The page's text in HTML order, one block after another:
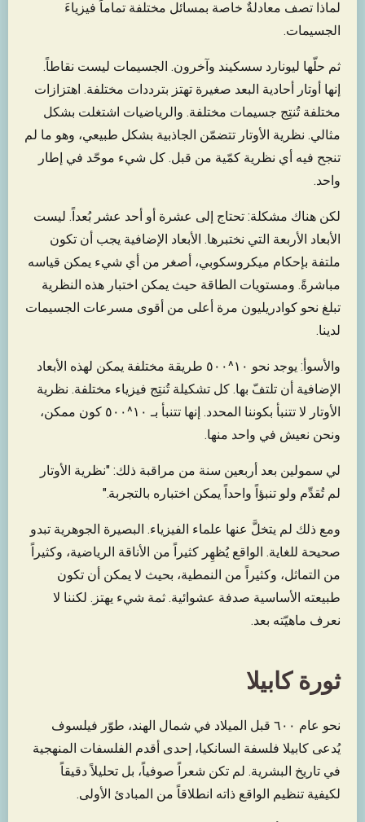
لماذا تصف معادلةٌ خاصة بمسائل مختلفة تماماً فيزياءَ
الجسيمات.
ثم حلّها ليونارد سسكيند وآخرون. الجسيمات ليست نقاطاً.
إنها أوتار أحادية البعد صغيرة تهتز بترددات مختلفة. اهتزازات
مختلفة تُنتِج جسيمات مختلفة. والرياضيات اشتغلت بشكل
مثالي. نظرية الأوتار تتضمّن الجاذبية بشكل طبيعي، وهو ما لم
تنجح فيه أي نظرية كمّية من قبل. كل شيء موحّد في إطار
واحد.
لكن هناك مشكلة: تحتاج إلى عشرة أو أحد عشر بُعداً. ليست
الأبعاد الأربعة التي نختبرها. الأبعاد الإضافية يجب أن تكون
ملتفة بإحكام ميكروسكوبي، أصغر من أي شيء يمكن قياسه
مباشرةً. ومستويات الطاقة حيث يمكن اختبار هذه النظرية
تبلغ نحو كوادريليون مرة أعلى من أقوى مسرعات الجسيمات
لدينا.
والأسوأ: يوجد نحو ١٠^٥٠٠ طريقة مختلفة يمكن لهذه الأبعاد
الإضافية أن تلتفّ بها. كل تشكيلة تُنتِج فيزياء مختلفة. نظرية
الأوتار لا تتنبأ بكوننا المحدد. إنها تتنبأ بـ ١٠^٥٠٠ كون ممكن،
ونحن نعيش في واحد منها.
لي سمولين بعد أربعين سنة من مراقبة ذلك: "نظرية الأوتار
لم تُقدِّم ولو تنبؤاً واحداً يمكن اختباره بالتجربة."
ومع ذلك لم يتخلَّ عنها علماء الفيزياء. البصيرة الجوهرية تبدو
صحيحة للغاية. الواقع يُظهِر كثيراً من الأناقة الرياضية، وكثيراً
من التماثل، وكثيراً من النمطية، بحيث لا يمكن أن تكون
طبيعته الأساسية صدفة عشوائية. ثمة شيء يهتز. لكننا لا
نعرف ماهيّته بعد.
ثورة كابيلا
نحو عام ٦٠٠ قبل الميلاد في شمال الهند، طوّر فيلسوف
يُدعى كابيلا فلسفة السانكيا، إحدى أقدم الفلسفات المنهجية
في تاريخ البشرية. لم تكن شعراً صوفياً، بل تحليلاً دقيقاً
لكيفية تنظيم الواقع ذاته انطلاقاً من المبادئ الأولى.